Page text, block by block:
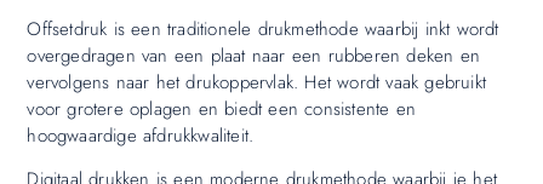
Offsetdruk is een traditionele drukmethode waarbij inkt wordt
overgedragen van een plaat naar een rubberen deken en
vervolgens naar het drukoppervlak. Het wordt vaak gebruikt
voor grotere oplagen en biedt een consistente en
hoogwaardige afdrukkwaliteit.